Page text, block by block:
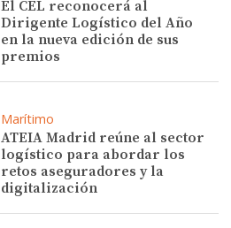
El CEL reconocerá al
Dirigente Logístico del Año
en la nueva edición de sus
premios
Marítimo
ATEIA Madrid reúne al sector
logístico para abordar los
retos aseguradores y la
digitalización